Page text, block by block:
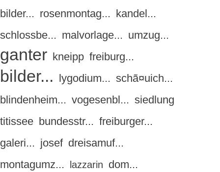
bilder... rosenmontag... kandel...
schlossbe... malvorlage... umzug...
ganter kneipp freiburg...
bilder... lygodium... schã¤uich...
blindenheim... vogesenbl... siedlung
titissee bundesstr... freiburger...
galeri... josef dreisamuf...
montagumz...
lazzarin dom...